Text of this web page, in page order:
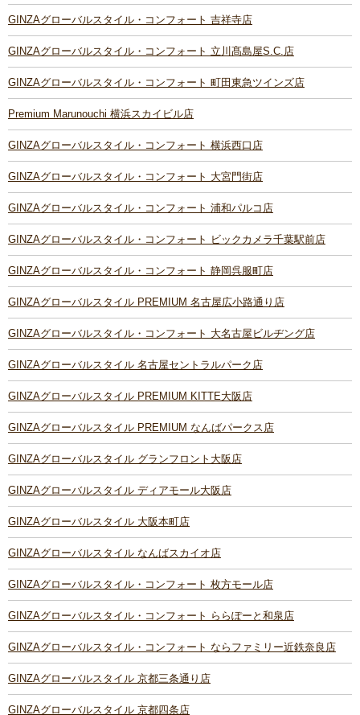
GINZAグローバルスタイル・コンフォート 吉祥寺店
GINZAグローバルスタイル・コンフォート 立川髙島屋S.C.店
GINZAグローバルスタイル・コンフォート 町田東急ツインズ店
Premium Marunouchi 横浜スカイビル店
GINZAグローバルスタイル・コンフォート 横浜西口店
GINZAグローバルスタイル・コンフォート 大宮門街店
GINZAグローバルスタイル・コンフォート 浦和パルコ店
GINZAグローバルスタイル・コンフォート ビックカメラ千葉駅前店
GINZAグローバルスタイル・コンフォート 静岡呉服町店
GINZAグローバルスタイル PREMIUM 名古屋広小路通り店
GINZAグローバルスタイル・コンフォート 大名古屋ビルヂング店
GINZAグローバルスタイル 名古屋セントラルパーク店
GINZAグローバルスタイル PREMIUM KITTE大阪店
GINZAグローバルスタイル PREMIUM なんばパークス店
GINZAグローバルスタイル グランフロント大阪店
GINZAグローバルスタイル ディアモール大阪店
GINZAグローバルスタイル 大阪本町店
GINZAグローバルスタイル なんばスカイオ店
GINZAグローバルスタイル・コンフォート 枚方モール店
GINZAグローバルスタイル・コンフォート ららぽーと和泉店
GINZAグローバルスタイル・コンフォート ならファミリー近鉄奈良店
GINZAグローバルスタイル 京都三条通り店
GINZAグローバルスタイル 京都四条店